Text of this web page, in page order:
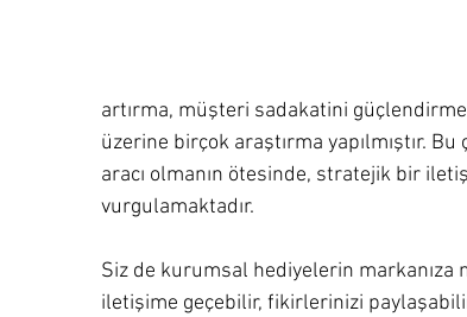
artırma, müşteri sadakatini
üzerine birçok araştırma yapılmıştır.
aracı olmanın ötesinde, stratejik bir
vurgulamaktadır.
Siz de kurumsal hediyelerin
iletişime geçebilir, fikirlerinizi